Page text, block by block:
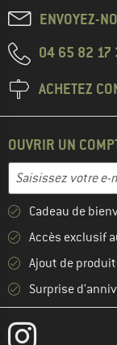
ENVOYEZ-
04 65 82 17
ACHETEZ
OUVRIR UN
Adresse e-mail
Entrez votre
Cadeau de
Accès exclusif
Ajout de
Surprise